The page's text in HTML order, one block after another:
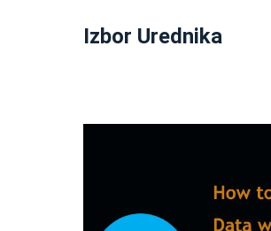
Izbor Urednika